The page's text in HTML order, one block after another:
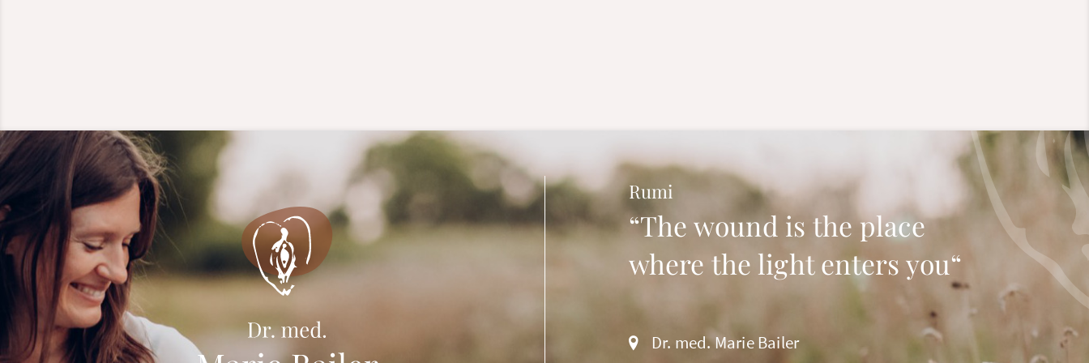
Rumi
“The wound is the place
where the light enters you“
Dr. med. Marie Bailer